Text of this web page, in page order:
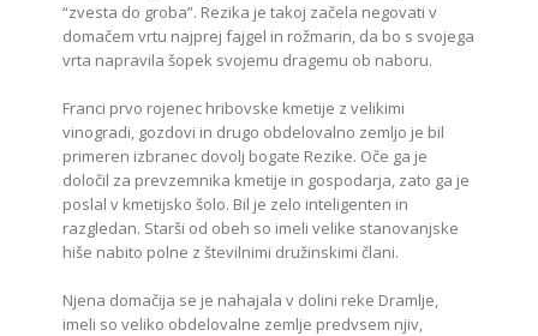
“zvesta do groba”. Rezika je takoj začela negovati v
domačem vrtu najprej fajgel in rožmarin, da bo s svojega
vrta napravila šopek svojemu dragemu ob naboru.
Franci prvo rojenec hribovske kmetije z velikimi
vinogradi, gozdovi in drugo obdelovalno zemljo je bil
primeren izbranec dovolj bogate Rezike. Oče ga je
določil za prevzemnika kmetije in gospodarja, zato ga je
poslal v kmetijsko šolo. Bil je zelo inteligenten in
razgledan. Starši od obeh so imeli velike stanovanjske
hiše nabito polne z številnimi družinskimi člani.
Njena domačija se je nahajala v dolini reke Dramlje,
imeli so veliko obdelovalne zemlje predvsem njiv,